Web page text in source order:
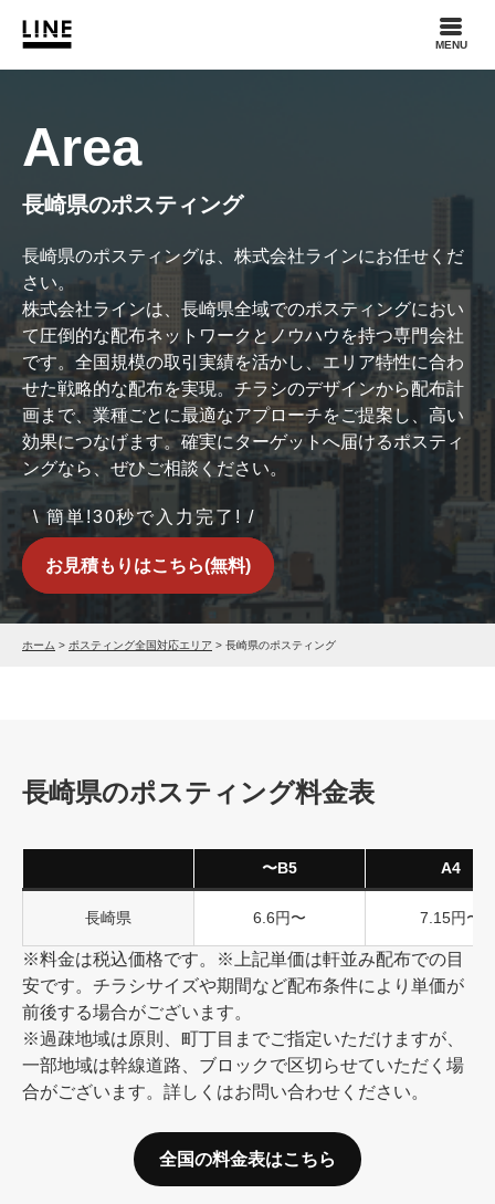
MENU
Area
長崎県のポスティング
長崎県のポスティングは、株式会社ラインにお任せくだ
さい。
株式会社ラインは、長崎県全域でのポスティングにおい
て圧倒的な配布ネットワークとノウハウを持つ専門会社
です。全国規模の取引実績を活かし、エリア特性に合わ
せた戦略的な配布を実現。チラシのデザインから配布計
画まで、業種ごとに最適なアプローチをご提案し、高い
効果につなげます。確実にターゲットへ届けるポスティ
ングなら、ぜひご相談ください。
\ 簡単!30秒で入力完了! /
お見積もりはこちら(無料)
ホーム > ポスティング全国対応エリア > 長崎県のポスティング
長崎県のポスティング料金表
〜B5 A4
長崎県 6.6円〜 7.15円〜
※料金は税込価格です。※上記単価は軒並み配布での目
安です。チラシサイズや期間など配布条件により単価が
前後する場合がございます。
※過疎地域は原則、町丁目までご指定いただけますが、
一部地域は幹線道路、ブロックで区切らせていただく場
合がございます。詳しくはお問い合わせください。
全国の料金表はこちら